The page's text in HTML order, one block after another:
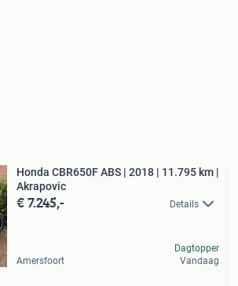
Honda CBR650F ABS | 2018 | 11.795 km |
Akrapovic
€ 7.245,- Details
Amersfoort
Dagtopper
Vandaag